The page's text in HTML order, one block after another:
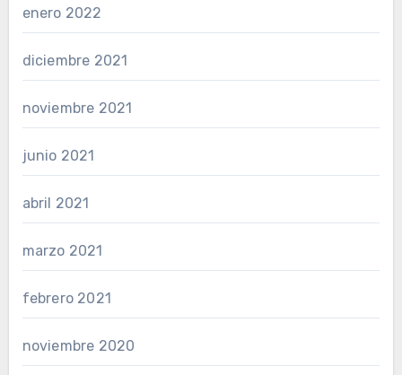
enero 2022
diciembre 2021
noviembre 2021
junio 2021
abril 2021
marzo 2021
febrero 2021
noviembre 2020